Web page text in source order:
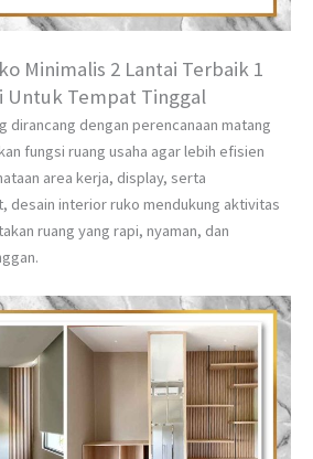
Minimalis 2 Lantai Terbaik 1
Untuk Tempat Tinggal
dirancang dengan perencanaan matang
fungsi ruang usaha agar lebih efisien
area kerja, display, serta
desain interior ruko mendukung aktivitas
ruang yang rapi, nyaman, dan